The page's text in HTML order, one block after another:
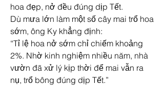
hoa đẹp, nở đều đúng dịp Tết.
Dù mưa lớn làm một số cây mai trổ hoa
sớm, ông Ky khẳng định:
“Tỉ lệ hoa nở sớm chỉ chiếm khoảng
2%. Nhờ kinh nghiệm nhiều năm, nhà
vườn đã xử lý kịp thời để mai vẫn ra
nụ, trổ bông đúng dịp Tết.”